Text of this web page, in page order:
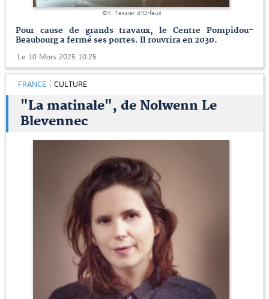
©Y. Tessier d'Orfeuil
Pour cause de grands travaux, le Centre Pompidou-
Beaubourg a fermé ses portes. Il rouvrira en 2030.
Le 10 Mars 2025 10:25
FRANCE CULTURE
"La matinale", de Nolwenn Le
Blevennec